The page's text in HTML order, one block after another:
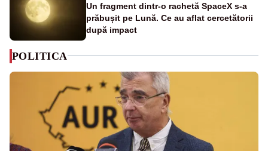
Un fragment dintr-o rachetă SpaceX s-a
prăbușit pe Lună. Ce au aflat cercetătorii
după impact
POLITICA